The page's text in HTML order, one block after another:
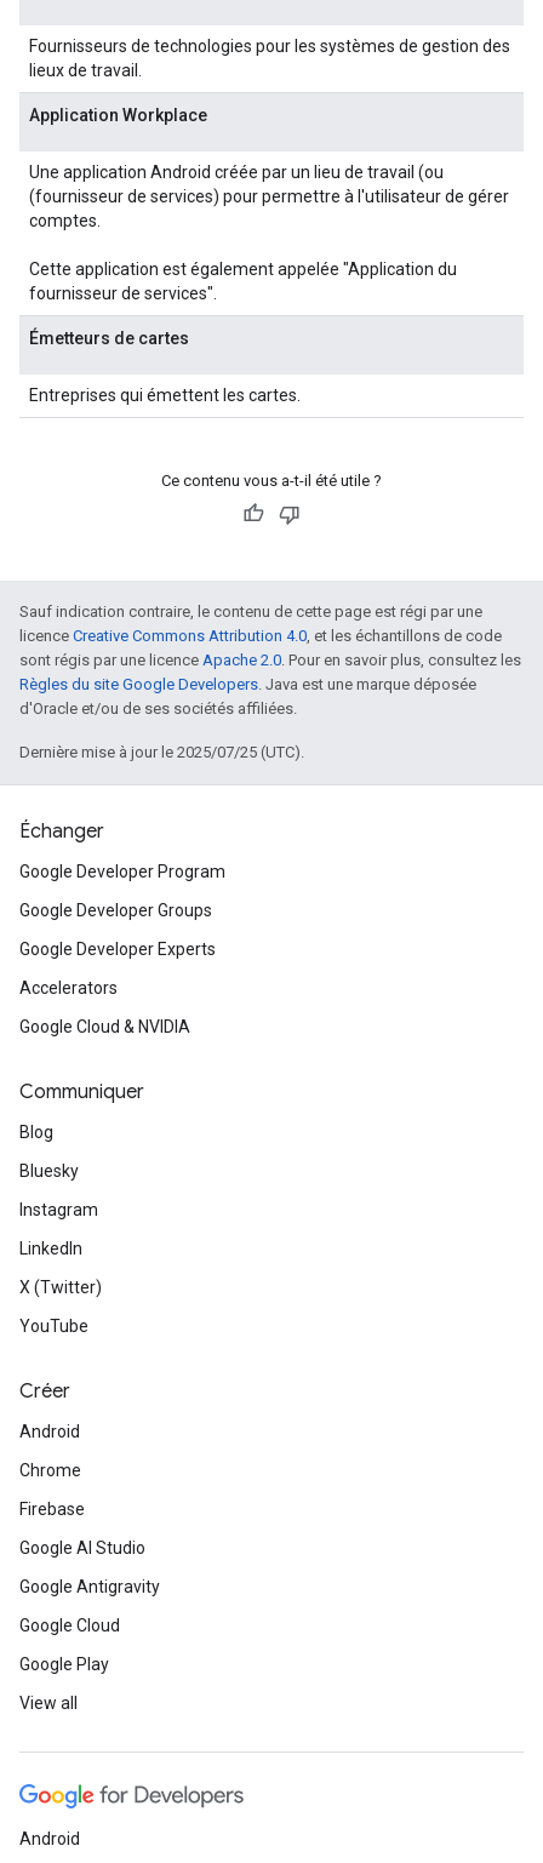
Fournisseurs de technologies pour les systèmes de gestion des
lieux de travail.
Application Workplace
Une application Android créée par un lieu de travail (ou
(fournisseur de services) pour permettre à l'utilisateur de gérer
comptes.
Cette application est également appelée "Application du
fournisseur de services".
Émetteurs de cartes
Entreprises qui émettent les cartes.
Ce contenu vous a-t-il été utile ?
Sauf indication contraire, le contenu de cette page est régi par une
licence Creative Commons Attribution 4.0, et les échantillons de code
sont régis par une licence Apache 2.0. Pour en savoir plus, consultez les
Règles du site Google Developers. Java est une marque déposée
d'Oracle et/ou de ses sociétés affiliées.
Dernière mise à jour le 2025/07/25 (UTC).
Échanger
Google Developer Program
Google Developer Groups
Google Developer Experts
Accelerators
Google Cloud & NVIDIA
Communiquer
Blog
Bluesky
Instagram
LinkedIn
X (Twitter)
YouTube
Créer
Android
Chrome
Firebase
Google AI Studio
Google Antigravity
Google Cloud
Google Play
View all
Android